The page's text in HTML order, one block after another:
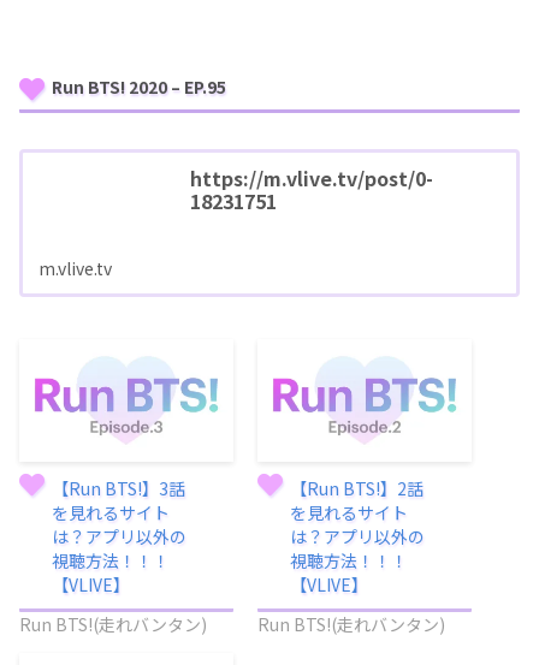
Run BTS! 2020 – EP.95
https://m.vlive.tv/post/0-
18231751
m.vlive.tv
【Run BTS!】3話
を見れるサイト
は？アプリ以外の
視聴方法！！！
【VLIVE】
Run BTS!(走れバンタン)
【Run BTS!】2話
を見れるサイト
は？アプリ以外の
視聴方法！！！
【VLIVE】
Run BTS!(走れバンタン)